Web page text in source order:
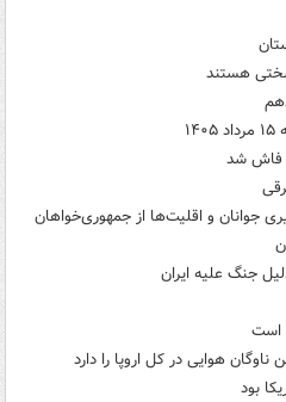
هستند
جوانان و اقلیت‌ها از جمهوری‌خواهان
جنگ علیه ایران
است
هوایی در کل اروپا را دارد
بود